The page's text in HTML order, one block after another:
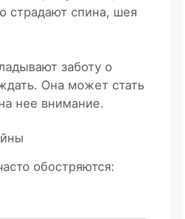
страдают спина, шея
заботу о
Она может стать
нее внимание.
обостряются: